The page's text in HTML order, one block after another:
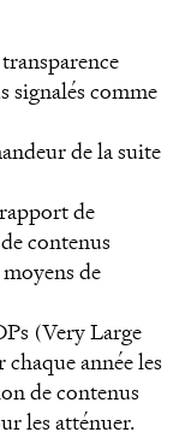
signalés comme
de la suite
de
contenus
de
(Very Large
année les
de contenus
les atténuer.